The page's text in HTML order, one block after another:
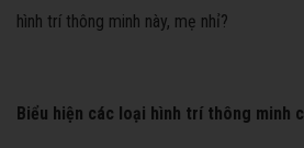
hình trí thông minh này, mẹ nhỉ?
Biểu hiện các loại hình trí thông minh